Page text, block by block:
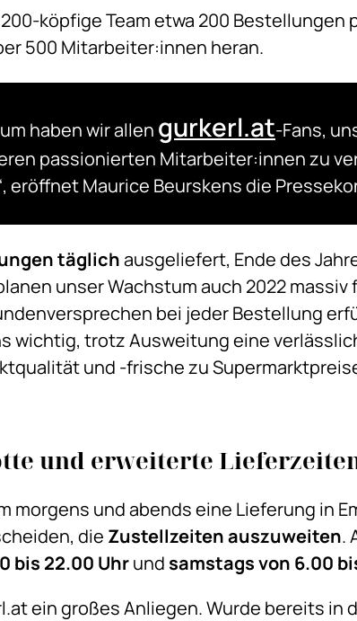
köpfige Team etwa 200 Bestellungen
500 Mitarbeiter:innen heran.
haben wir allen gurkerl.at-Fans,
passionierten Mitarbeiter:innen zu
eröffnet Maurice Beurskens die
täglichausgeliefert, Ende des
unser Wachstum auch 2022
bei jeder Bestellung
wichtig, trotz Ausweitung eine
und -frische zu
und erweiterte
morgens und abends eine Lieferung in
die Zustellzeiten auszuweiten.
bis 22.00 Uhrund samstags von 6.00
ein großes Anliegen. Wurde bereits in